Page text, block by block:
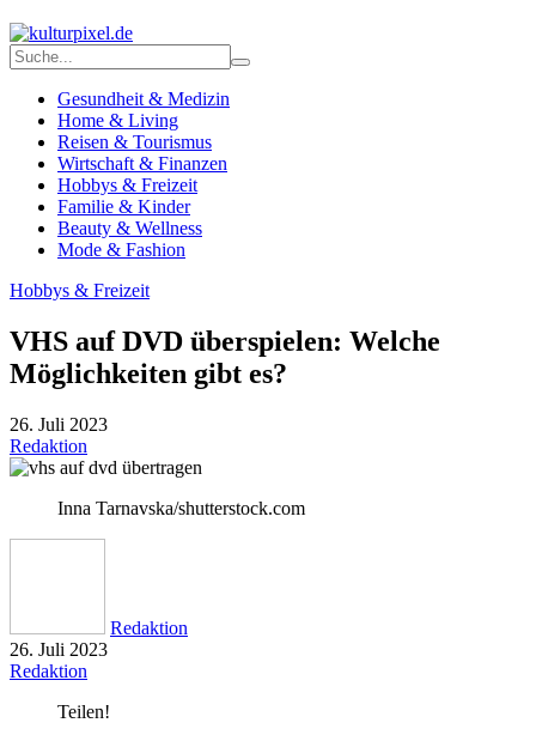
Gesundheit & Medizin
Home & Living
Reisen & Tourismus
Wirtschaft & Finanzen
Hobbys & Freizeit
Familie & Kinder
Beauty & Wellness
Mode & Fashion
Hobbys & Freizeit
VHS auf DVD überspielen: Welche
Möglichkeiten gibt es?
26. Juli 2023
Redaktion
Inna Tarnavska/shutterstock.com
Redaktion
26. Juli 2023
Redaktion
Teilen!